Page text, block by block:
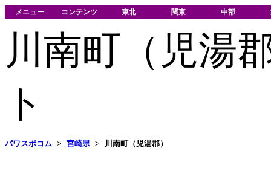
メニュー コンテンツ 東北 関東 中部
川南町（児湯
ト
パワスポコム > 宮崎県 > 川南町（児湯郡）